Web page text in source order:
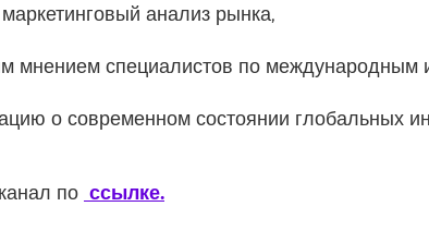
анализ рынка,
мнением специалистов по международным
о современном состоянии глобальных
по ссылке.